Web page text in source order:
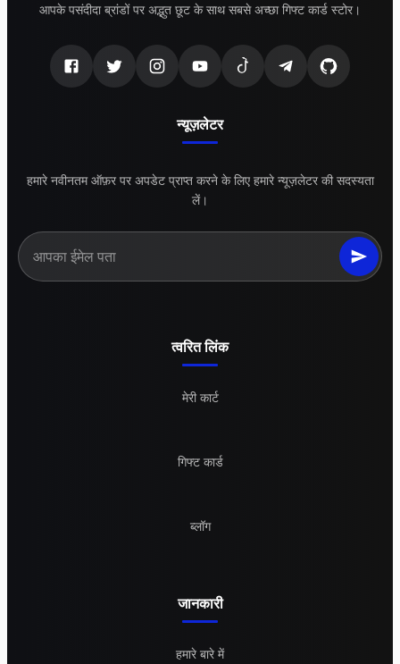
आपके पसंदीदा ब्रांडों पर अद्भुत छूट के साथ सबसे अच्छा गिफ्ट कार्ड स्टोर।
न्यूज़लेटर
हमारे नवीनतम ऑफ़र पर अपडेट प्राप्त करने के लिए हमारे न्यूज़लेटर की सदस्यता
लें।
त्वरित लिंक
मेरी कार्ट
गिफ्ट कार्ड
ब्लॉग
जानकारी
हमारे बारे में